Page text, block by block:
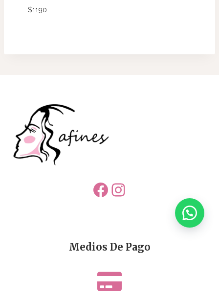
$1190
Facebook
Instagram
Medios De Pago